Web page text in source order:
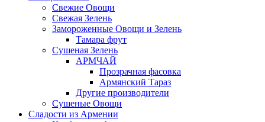
Свежие Овощи
Свежая Зелень
Замороженные Овощи и Зелень
Тамара фрут
Сушеная Зелень
АРМЧАЙ
Прозрачная фасовка
Армянский Тараз
Другие производители
Сушеные Овощи
Сладости из Армении